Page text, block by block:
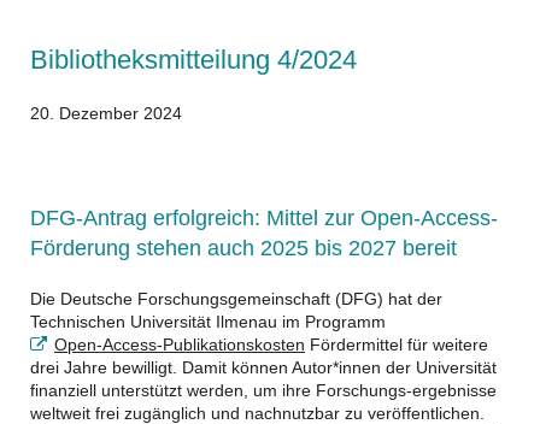
Bibliotheksmitteilung 4/2024
20. Dezember 2024
DFG-Antrag erfolgreich: Mittel zur Open-Access-
Förderung stehen auch 2025 bis 2027 bereit
Die Deutsche Forschungsgemeinschaft (DFG) hat der
Technischen Universität Ilmenau im Programm
Open-Access-Publikationskosten Fördermittel für weitere
drei Jahre bewilligt. Damit können Autor*innen der Universität
finanziell unterstützt werden, um ihre Forschungs-ergebnisse
weltweit frei zugänglich und nachnutzbar zu veröffentlichen.